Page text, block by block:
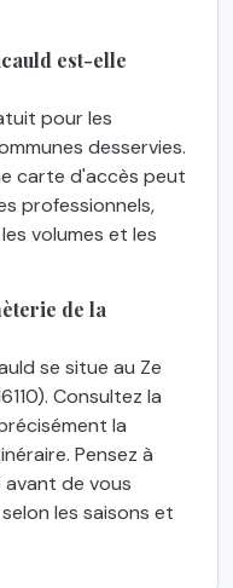
est-elle
pour les
desservies.
carte d'accès peut
professionnels,
volumes et les
de la
se situe au Ze
Consultez la
la
Pensez à
de vous
les saisons et